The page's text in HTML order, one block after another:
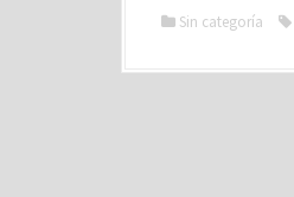
Sin categoría